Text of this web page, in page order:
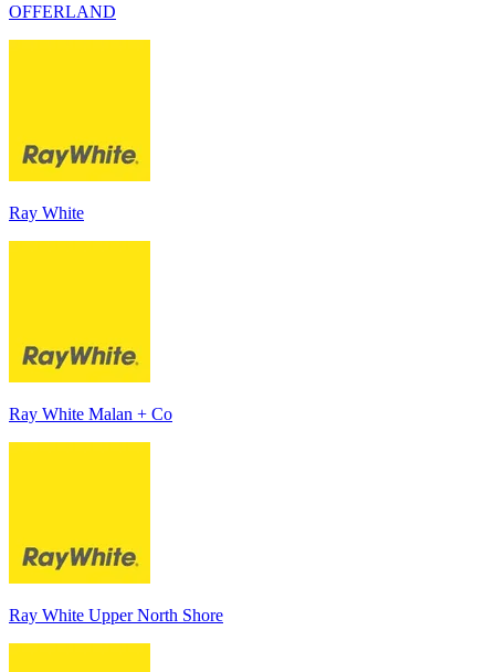
OFFERLAND
Ray White
Ray White Malan + Co
Ray White Upper North Shore